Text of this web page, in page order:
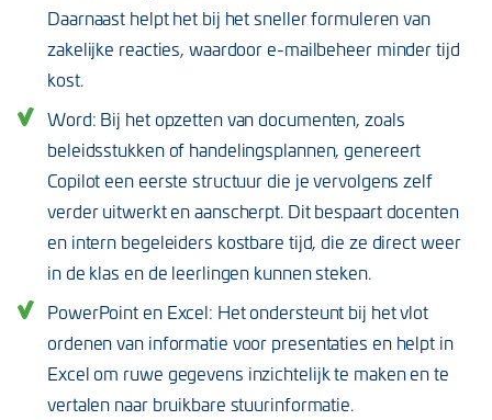
Daarnaast helpt het bij het sneller formuleren van
zakelijke reacties, waardoor e-mailbeheer minder tijd
kost.
Word: Bij het opzetten van documenten, zoals
beleidsstukken of handelingsplannen, genereert
Copilot een eerste structuur die je vervolgens zelf
verder uitwerkt en aanscherpt. Dit bespaart docenten
en intern begeleiders kostbare tijd, die ze direct weer
in de klas en de leerlingen kunnen steken.
PowerPoint en Excel: Het ondersteunt bij het vlot
ordenen van informatie voor presentaties en helpt in
Excel om ruwe gegevens inzichtelijk te maken en te
vertalen naar bruikbare stuurinformatie.